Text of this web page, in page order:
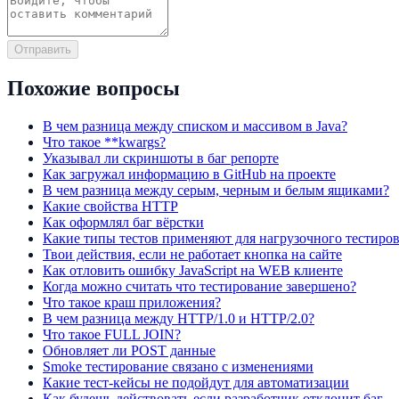
Отправить
Похожие вопросы
В чем разница между списком и массивом в Java?
Что такое **kwargs?
Указывал ли скриншоты в баг репорте
Как загружал информацию в GitHub на проекте
В чем разница между серым, черным и белым ящиками?
Какие свойства HTTP
Как оформлял баг вёрстки
Какие типы тестов применяют для нагрузочного
Твои действия, если не работает кнопка на сайте
Как отловить ошибку JavaScript на WEB клиенте
Когда можно считать что тестирование завершено?
Что такое краш приложения?
В чем разница между HTTP/1.0 и HTTP/2.0?
Что такое FULL JOIN?
Обновляет ли POST данные
Smoke тестирование связано с изменениями
Какие тест-кейсы не подойдут для автоматизации